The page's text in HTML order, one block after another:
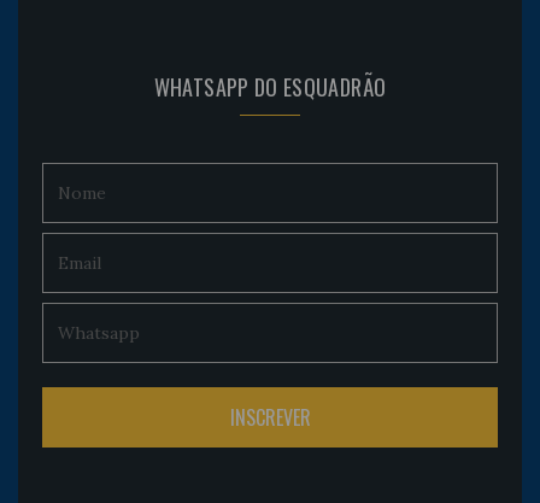
WHATSAPP DO ESQUADRÃO